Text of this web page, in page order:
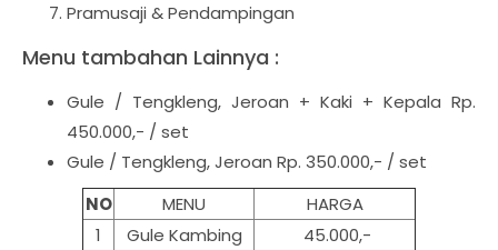
Pramusaji & Pendampingan
Menu tambahan Lainnya :
Gule / Tengkleng, Jeroan + Kaki + Kepala Rp.
450.000,- / set
Gule / Tengkleng, Jeroan Rp. 350.000,- / set
NO
MENU
HARGA
1
Gule Kambing
45.000,-